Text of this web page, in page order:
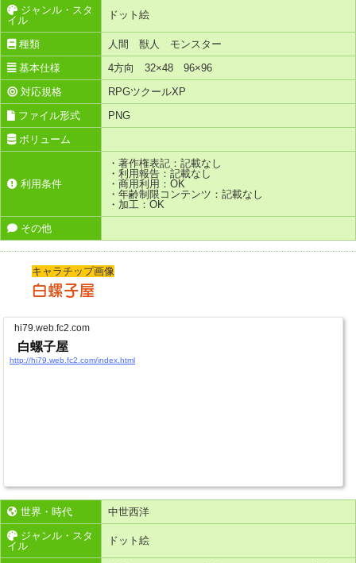
ジャンル・スタ
イル
ドット絵
種類
人間 獣人 モンスター
基本仕様
4方向 32×48 96×96
対応規格
RPGツクールXP
ファイル形式
PNG
ボリューム
利用条件
・著作権表記：記載なし
・利用報告：記載なし
・商用利用：OK
・年齢制限コンテンツ：記載なし
・加工：OK
その他
キャラチップ画像
白螺子屋
hi79.web.fc2.com
白螺子屋
http://hi79.web.fc2.com/index.html
世界・時代
中世西洋
ジャンル・スタ
イル
ドット絵